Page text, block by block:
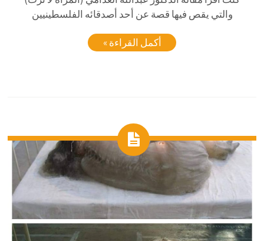
والتي يقص فيها قصة عن أحد أصدقائه الفلسطينيين
أكمل القراءة »